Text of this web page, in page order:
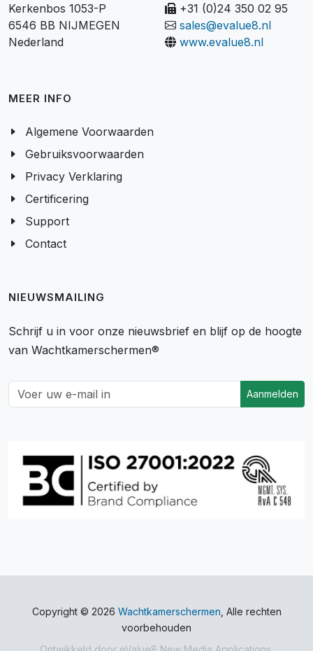
Kerkenbos 1053-P
6546 BB NIJMEGEN
Nederland
+31 (0)24 350 02 95
sales@evalue8.nl
www.evalue8.nl
MEER INFO
Algemene Voorwaarden
Gebruiksvoorwaarden
Privacy Verklaring
Certificering
Support
Contact
NIEUWSMAILING
Schrijf u in voor onze nieuwsbrief en blijf op de hoogte
van Wachtkamerschermen®
Aanmelden
Copyright © 2026 Wachtkamerschermen , Alle rechten
voorbehouden